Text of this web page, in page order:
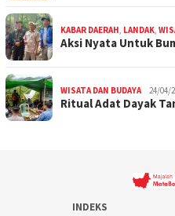
KABAR DAERAH, LANDAK,
Aksi Nyata Untuk
WISATA DAN BUDAYA 24/04/
Ritual Adat Dayak
INDEKS